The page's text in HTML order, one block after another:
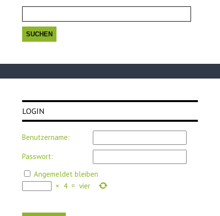
LOGIN
Benutzername:
Passwort:
Angemeldet bleiben
× 4 = vier